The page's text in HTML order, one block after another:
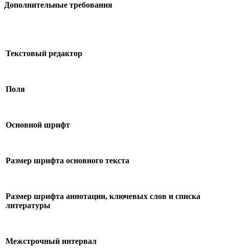
Дополнительные требования
Текстовый редактор
Поля
Основной шрифт
Размер шрифта основного текста
Размер шрифта аннотации, ключевых слов и списка
литературы
Межстрочный интервал